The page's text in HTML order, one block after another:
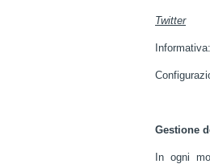
Twitter
Informativa:
Gestione
In ogni